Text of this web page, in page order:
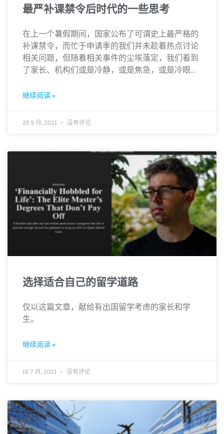
最严补课禁令后时代的一些思考
在上一个暑假期间，国家公布了可谓史上最严格的
补课禁令，而忙于申请季的我们并未趁着热点讨论
相关问题，但随着相关事件的尘埃落定，我们看到
了家长、机构们或是冷静，或是焦急，或是冷眼旁
继续阅读 »
25 9 月, 2021 没有评论
选择适合自己的留学道路
仅以这篇文章，献给有出国留学考虑的家长和学
生。
继续阅读 »
18 7 月, 2021 没有评论